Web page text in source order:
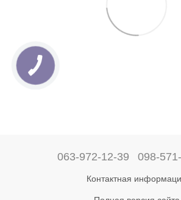
063-972-12-39 098-
Контактная